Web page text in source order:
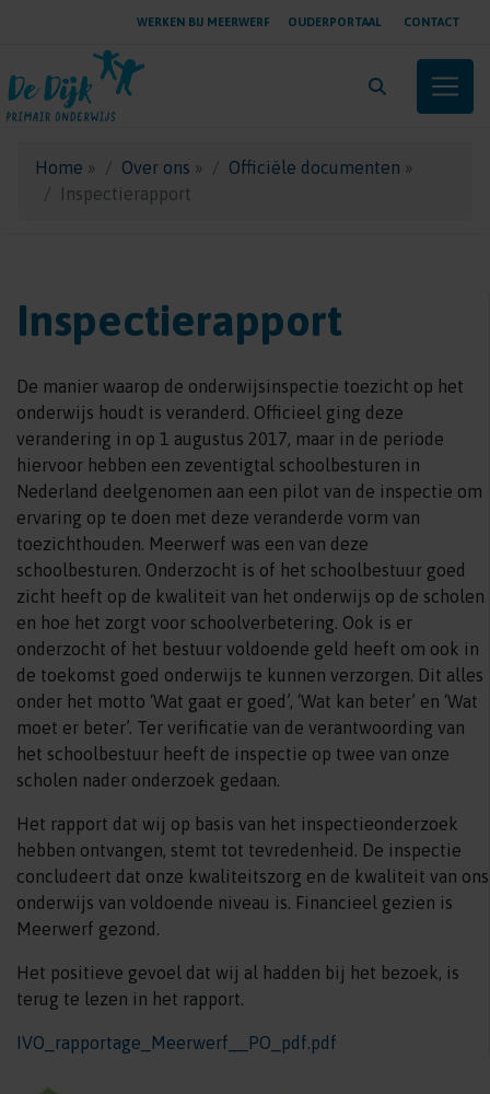
WERKEN BIJ MEERWERF OUDERPORTAAL CONTACT
Home » Over ons » Officiële documenten »
Inspectierapport
Inspectierapport
De manier waarop de onderwijsinspectie toezicht op het
onderwijs houdt is veranderd. Officieel ging deze
verandering in op 1 augustus 2017, maar in de periode
hiervoor hebben een zeventigtal schoolbesturen in
Nederland deelgenomen aan een pilot van de inspectie om
ervaring op te doen met deze veranderde vorm van
toezichthouden. Meerwerf was een van deze
schoolbesturen. Onderzocht is of het schoolbestuur goed
zicht heeft op de kwaliteit van het onderwijs op de scholen
en hoe het zorgt voor schoolverbetering. Ook is er
onderzocht of het bestuur voldoende geld heeft om ook in
de toekomst goed onderwijs te kunnen verzorgen. Dit alles
onder het motto ‘Wat gaat er goed’, ‘Wat kan beter’ en ‘Wat
moet er beter’. Ter verificatie van de verantwoording van
het schoolbestuur heeft de inspectie op twee van onze
scholen nader onderzoek gedaan.
Het rapport dat wij op basis van het inspectieonderzoek
hebben ontvangen, stemt tot tevredenheid. De inspectie
concludeert dat onze kwaliteitszorg en de kwaliteit van ons
onderwijs van voldoende niveau is. Financieel gezien is
Meerwerf gezond.
Het positieve gevoel dat wij al hadden bij het bezoek, is
terug te lezen in het rapport.
IVO_rapportage_Meerwerf__PO_pdf.pdf